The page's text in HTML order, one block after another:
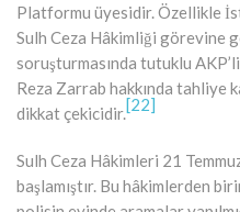
Platformu üyesidir. Özellikle
Sulh Ceza Hâkimliği görevine
soruşturmasında tutuklu
Reza Zarrab hakkında tahliye
dikkat çekicidir.[22]
Sulh Ceza Hâkimleri 21
başlamıştır. Bu hâkimlerden